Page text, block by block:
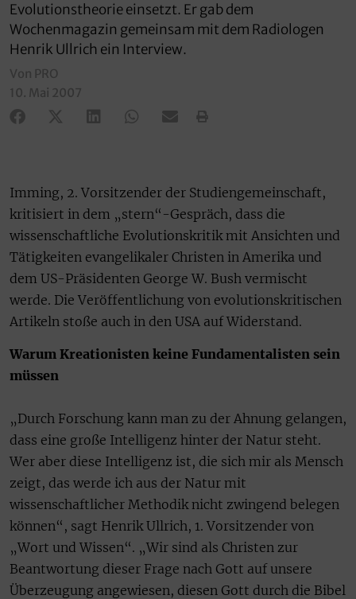
Evolutionstheorie einsetzt. Er gab dem
Wochenmagazin gemeinsam mit dem Radiologen
Henrik Ullrich ein Interview.
Von PRO
10. Mai 2007
Imming, 2. Vorsitzender der Studiengemeinschaft,
kritisiert in dem „stern“-Gespräch, dass die
wissenschaftliche Evolutionskritik mit Ansichten und
Tätigkeiten evangelikaler Christen in Amerika und
dem US-Präsidenten George W. Bush vermischt
werde. Die Veröffentlichung von evolutionskritischen
Artikeln stoße auch in den USA auf Widerstand.
Warum Kreationisten keine Fundamentalisten sein
müssen
„Durch Forschung kann man zu der Ahnung gelangen,
dass eine große Intelligenz hinter der Natur steht.
Wer aber diese Intelligenz ist, die sich mir als Mensch
zeigt, das werde ich aus der Natur mit
wissenschaftlicher Methodik nicht zwingend belegen
können“, sagt Henrik Ullrich, 1. Vorsitzender von
„Wort und Wissen“. „Wir sind als Christen zur
Beantwortung dieser Frage nach Gott auf unsere
Überzeugung angewiesen, diesen Gott durch die Bibel